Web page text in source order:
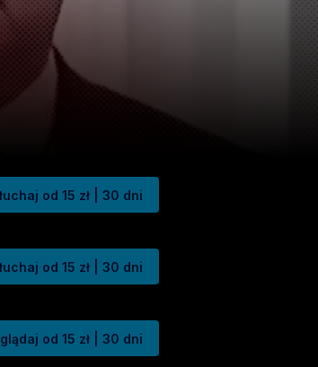
od 15 zł | 30 dni
od 15 zł | 30 dni
od 15 zł | 30 dni